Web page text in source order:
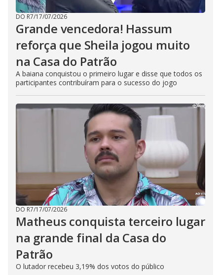
DO R7/17/07/2026
Grande vencedora! Hassum
reforça que Sheila jogou muito
na Casa do Patrão
A baiana conquistou o primeiro lugar e disse que todos os
participantes contribuíram para o sucesso do jogo
DO R7/17/07/2026
Matheus conquista terceiro lugar
na grande final da Casa do
Patrão
O lutador recebeu 3,19% dos votos do público